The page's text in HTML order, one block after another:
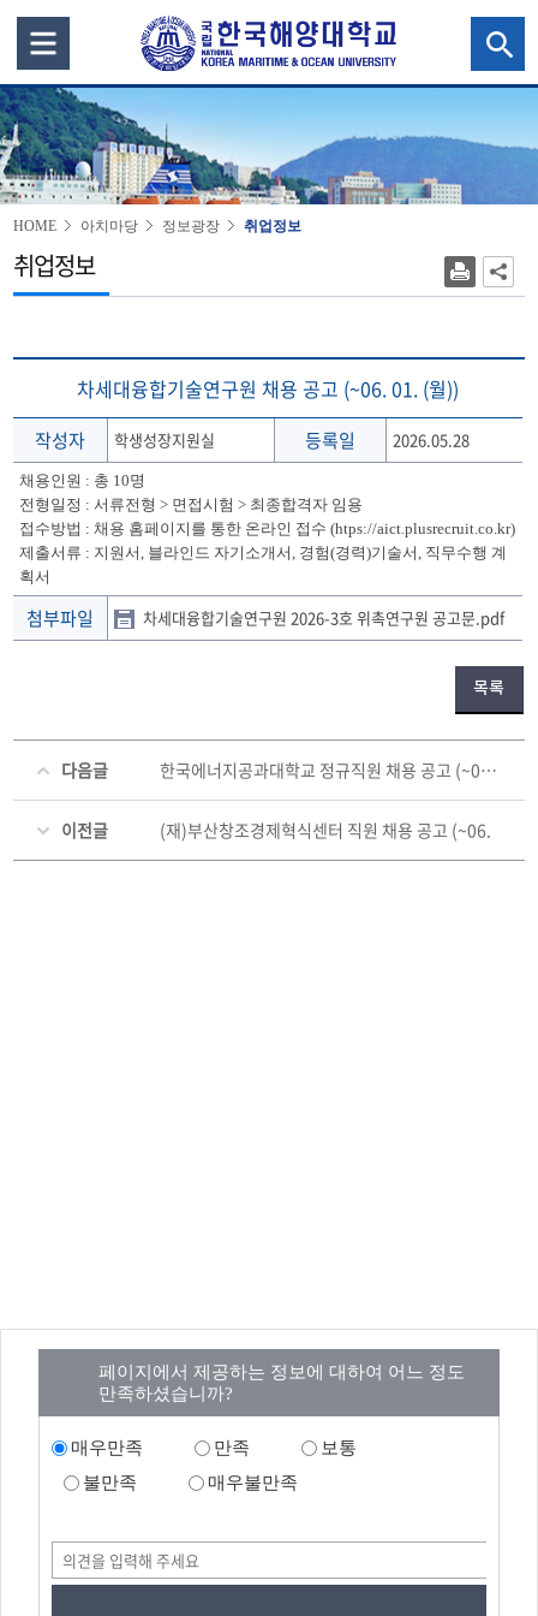
HOME 아치마당 정보광장 취업정보
취업정보
차세대융합기술연구원 채용 공고 (~06. 01. (월))
작성자 학생성장지원실 등록일 2026.05.28
채용인원 : 총 10명
전형일정 : 서류전형 > 면접시험 > 최종합격자 임용
접수방법 : 채용 홈페이지를 통한 온라인 접수 (htps://aict.plusrecruit.co.kr)
제출서류 : 지원서, 블라인드 자기소개서, 경험(경력)기술서, 직무수행 계
획서
첨부파일 차세대융합기술연구원 2026-3호 위촉연구원 공고문.pdf
목록
다음글 한국에너지공과대학교 정규직원 채용 공고 (~06. 04. (목))
이전글 (재)부산창조경제혁식센터 직원 채용 공고 (~06.
페이지에서 제공하는 정보에 대하여 어느 정도
만족하셨습니까?
매우만족 만족
보통
불만족
매우불만족